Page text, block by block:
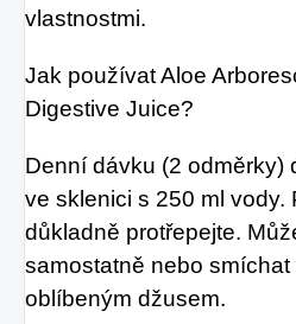
vlastnostmi.
Jak používat Aloe
Digestive Juice?
Denní dávku (2 odměrky)
ve sklenici s 250 ml vody.
důkladně protřepejte.
samostatně nebo smíchat
oblíbeným džusem.